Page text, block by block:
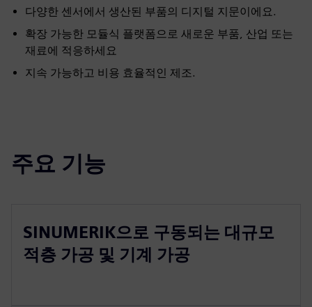
다양한 센서에서 생산된 부품의 디지털 지문이에요.
확장 가능한 모듈식 플랫폼으로 새로운 부품, 산업 또는
재료에 적응하세요
지속 가능하고 비용 효율적인 제조.
주요 기능
SINUMERIK으로 구동되는 대규모
적층 가공 및 기계 가공